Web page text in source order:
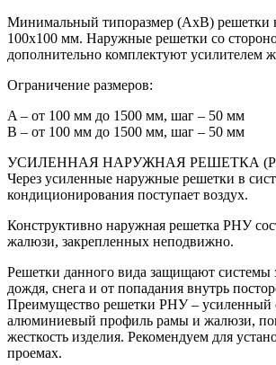
Минимальный типоразмер (АхВ)
100х100 мм. Наружные решетки со
дополнительно комплектуют усилителем
Ограничение размеров:
A – от 100 мм до 1500 мм, шаг – 50 мм
В – от 100 мм до 1500 мм, шаг – 50 мм
УСИЛЕННАЯ НАРУЖНАЯ РЕШЕТКА
Через усиленные наружные решетки в
кондиционирования поступает воздух.
Конструктивно наружная решетка РНУ
жалюзи, закрепленных неподвижно.
Решетки данного вида защищают системы
дождя, снега и от попадания внутрь
Преимущество решетки РНУ – усиленный
алюминиевый профиль рамы и жалюзи,
жесткость изделия. Рекомендуем для
проемах.